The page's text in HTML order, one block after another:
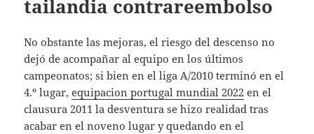
tailandia contrareembolso
No obstante las mejoras, el riesgo del descenso no
dejó de acompañar al equipo en los últimos
campeonatos; si bien en el liga A/2010 terminó en el
4.º lugar,equipacion portugal mundial 2022 en el
clausura 2011 la desventura se hizo realidad tras
acabar en el noveno lugar y quedando en el